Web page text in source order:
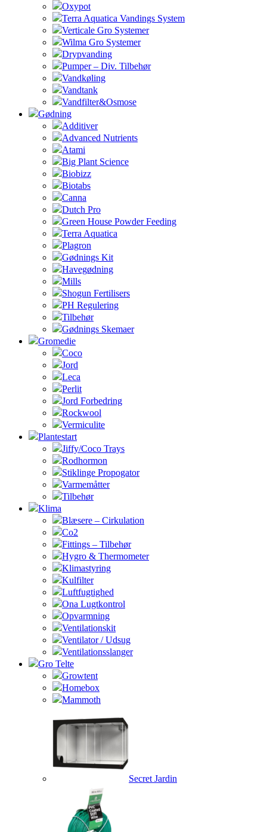
Oxypot
Terra Aquatica Vandings System
Verticale Gro Systemer
Wilma Gro Systemer
Drypvanding
Pumper – Div. Tilbehør
Vandkøling
Vandtank
Vandfilter&Osmose
Gødning
Additiver
Advanced Nutrients
Atami
Big Plant Science
Biobizz
Biotabs
Canna
Dutch Pro
Green House Powder Feeding
Terra Aquatica
Plagron
Gødnings Kit
Havegødning
Mills
Shogun Fertilisers
PH Regulering
Tilbehør
Gødnings Skemaer
Gromedie
Coco
Jord
Leca
Perlit
Jord Forbedring
Rockwool
Vermiculite
Plantestart
Jiffy/Coco Trays
Rodhormon
Stiklinge Propogator
Varmemåtter
Tilbehør
Klima
Blæsere – Cirkulation
Co2
Fittings – Tilbehør
Hygro & Thermometer
Klimastyring
Kulfilter
Luftfugtighed
Ona Lugtkontrol
Opvarmning
Ventilationskit
Ventilator / Udsug
Ventilationsslanger
Gro Telte
Growtent
Homebox
Mammoth
Secret Jardin